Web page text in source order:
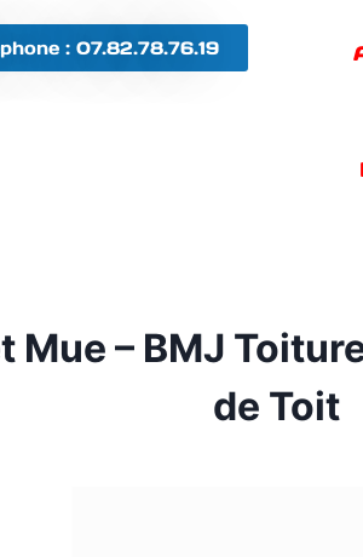
: 07.82.78.76.19
– BMJ
de Toit